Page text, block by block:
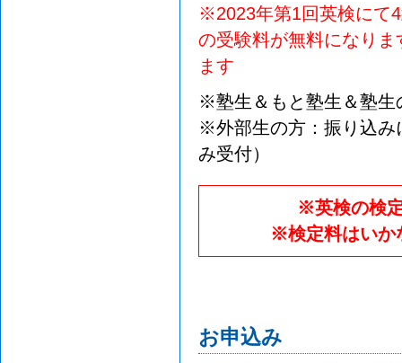
※2023年第1回英検にて
の受験料が無料になり
ます
※塾生＆もと塾生＆塾生
※外部生の方：振り込み
み受付）
※英検の検
※検定料はいか
お申込み